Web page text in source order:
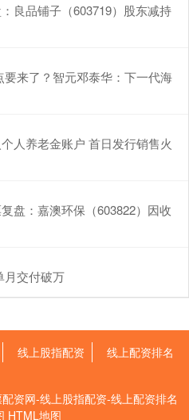
良品铺子（603719）股东减持
来了？智元邓泰华：下一代海
人养老金账户 首日发行销售火
盘：嘉澳环保（603822）因收
月交付破万
线上股指配资 线上配资排名
资网-线上股指配资-线上配资排名
HTML地图